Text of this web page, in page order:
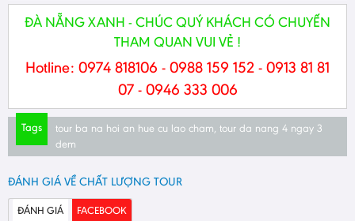
ĐÀ NẴNG XANH - CHÚC QUÝ KHÁCH CÓ CHUYẾN
THAM QUAN VUI VẺ !
Hotline: 0974 818106 - 0988 159 152 - 0913 81 81
07 - 0946 333 006
Tags tour ba na hoi an hue cu lao cham, tour da nang 4 ngay 3
dem
ĐÁNH GIÁ VỀ CHẤT LƯỢNG TOUR
ĐÁNH GIÁ FACEBOOK